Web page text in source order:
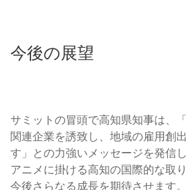
今後の展望
サミットの冒頭で高知県知事は、
関連企業を誘致し、地域の雇用創
す」との力強いメッセージを発信
アニメに掛ける高知の国際的な取
今後さらなる成長を期待させます。